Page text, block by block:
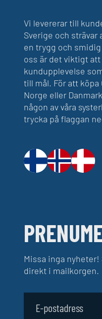
Missa inga
direkt i mailkorgen.
Vi levererar till
Sverige och
en trygg och
oss är det viktigt
kundupplevelse
till mål. För att
Norge eller
någon av våra
trycka på flaggan